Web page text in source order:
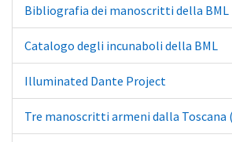
Bibliografia dei manoscritti della BML
Catalogo degli incunaboli della BML
Illuminated Dante Project
Tre manoscritti armeni dalla Toscana